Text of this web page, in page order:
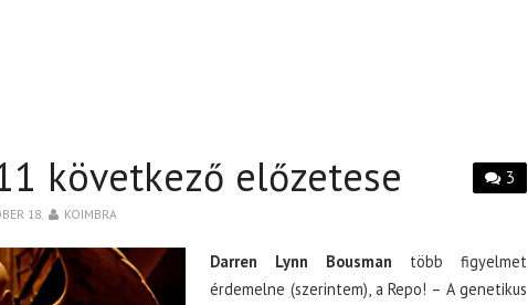
3
következő előzetese
18. KOIMBRA
Darren Lynn Bousman több figyelmet
érdemelne (szerintem), a Repo! – A genetikus